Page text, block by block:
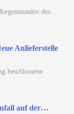
des…
Anlieferstelle
beschlossene
auf der…